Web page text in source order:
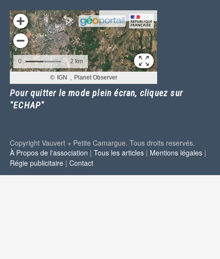
Pour quitter le mode plein écran, cliquez sur
"ECHAP"
Copyright Vauvert + Petite Camargue. Tous droits reservés.
À Propos de l'association | Tous les articles | Mentions légales |
Régie publicitaire | Contact